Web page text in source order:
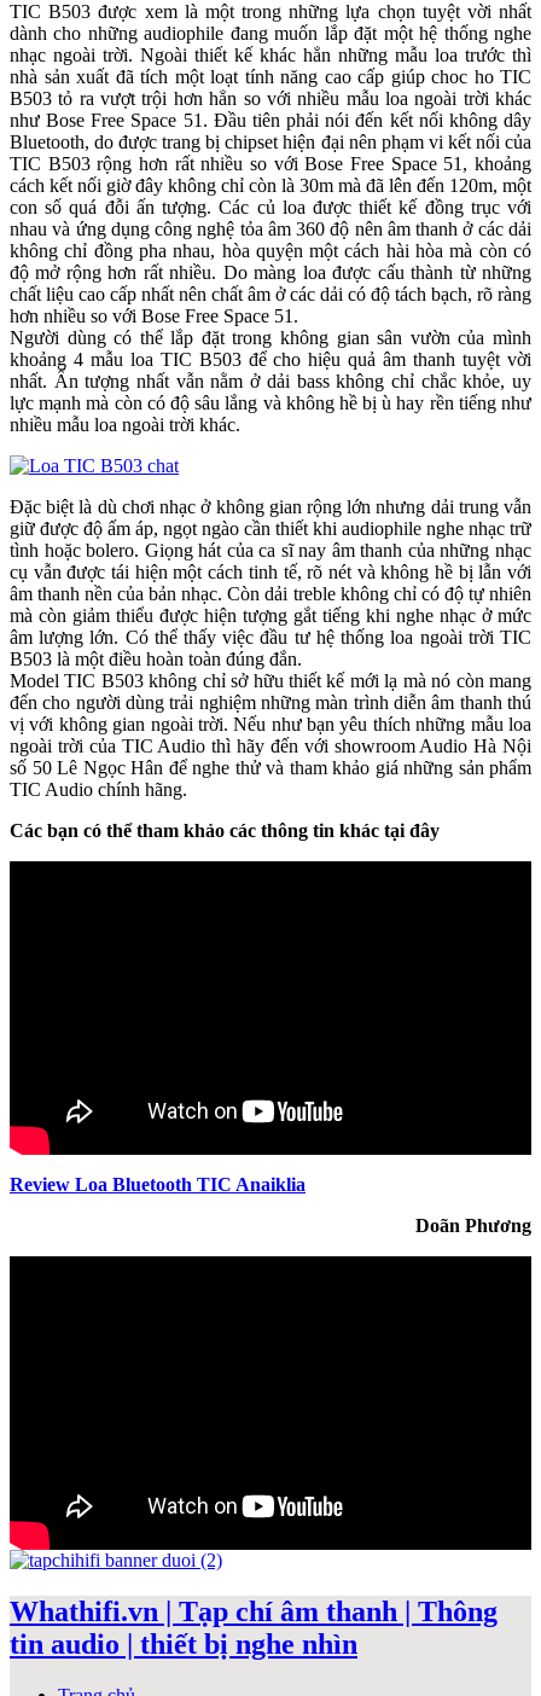
TIC B503 được xem là một trong những lựa chọn tuyệt vời nhất
dành cho những audiophile đang muốn lắp đặt một hệ thống nghe
nhạc ngoài trời. Ngoài thiết kế khác hẳn những mẫu loa trước thì
nhà sản xuất đã tích một loạt tính năng cao cấp giúp choc ho TIC
B503 tỏ ra vượt trội hơn hẳn so với nhiều mẫu loa ngoài trời khác
như Bose Free Space 51. Đầu tiên phải nói đến kết nối không dây
Bluetooth, do được trang bị chipset hiện đại nên phạm vi kết nối của
TIC B503 rộng hơn rất nhiều so với Bose Free Space 51, khoảng
cách kết nối giờ đây không chỉ còn là 30m mà đã lên đến 120m, một
con số quá đỗi ấn tượng. Các củ loa được thiết kế đồng trục với
nhau và ứng dụng công nghệ tỏa âm 360 độ nên âm thanh ở các dải
không chỉ đồng pha nhau, hòa quyện một cách hài hòa mà còn có
độ mở rộng hơn rất nhiều. Do màng loa được cấu thành từ những
chất liệu cao cấp nhất nên chất âm ở các dải có độ tách bạch, rõ ràng
hơn nhiều so với Bose Free Space 51.
Người dùng có thể lắp đặt trong không gian sân vườn của mình
khoảng 4 mẫu loa TIC B503 để cho hiệu quả âm thanh tuyệt vời
nhất. Ấn tượng nhất vẫn nằm ở dải bass không chỉ chắc khỏe, uy
lực mạnh mà còn có độ sâu lắng và không hề bị ù hay rền tiếng như
nhiều mẫu loa ngoài trời khác.
Đặc biệt là dù chơi nhạc ở không gian rộng lớn nhưng dải trung vẫn
giữ được độ ấm áp, ngọt ngào cần thiết khi audiophile nghe nhạc trữ
tình hoặc bolero. Giọng hát của ca sĩ nay âm thanh của những nhạc
cụ vẫn được tái hiện một cách tinh tế, rõ nét và không hề bị lẫn với
âm thanh nền của bản nhạc. Còn dải treble không chỉ có độ tự nhiên
mà còn giảm thiểu được hiện tượng gắt tiếng khi nghe nhạc ở mức
âm lượng lớn. Có thể thấy việc đầu tư hệ thống loa ngoài trời TIC
B503 là một điều hoàn toàn đúng đắn.
Model TIC B503 không chỉ sở hữu thiết kế mới lạ mà nó còn mang
đến cho người dùng trải nghiệm những màn trình diễn âm thanh thú
vị với không gian ngoài trời. Nếu như bạn yêu thích những mẫu loa
ngoài trời của TIC Audio thì hãy đến với showroom Audio Hà Nội
số 50 Lê Ngọc Hân để nghe thử và tham khảo giá những sản phẩm
TIC Audio chính hãng.
Các bạn có thể tham khảo các thông tin khác tại đây
Review Loa Bluetooth TIC Anaiklia
Doãn Phương
Whathifi.vn | Tạp chí âm thanh | Thông
tin audio | thiết bị nghe nhìn